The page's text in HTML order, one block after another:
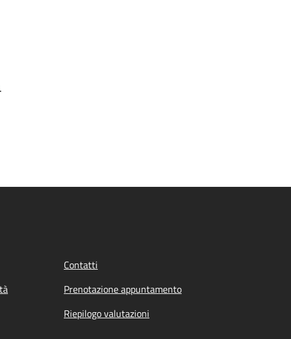
.
Contatti
Prenotazione appuntamento
Riepilogo valutazioni